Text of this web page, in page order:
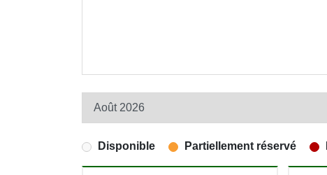
Disponible Partiellement réservé